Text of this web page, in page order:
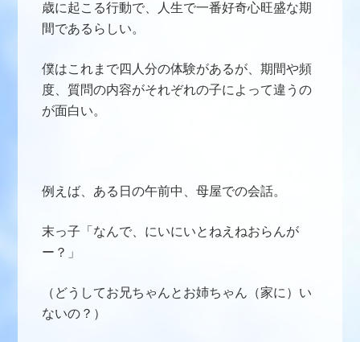
歳に起こる行動で、人生で一番好奇心旺盛な期
間であるらしい。
僕はこれまで四人分の体験があるが、期間や頻
度、質問の内容がそれぞれの子によって違うの
が面白い。
例えば、ある日の午前中、母屋での会話。
末っ子「なんで、にいにいとねえねおらんが
ー？」
（どうしてお兄ちゃんとお姉ちゃん（家に）い
ないの？）